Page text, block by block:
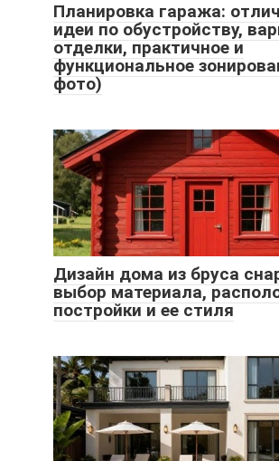
Планировка гаража:
идеи по обустройству,
отделки, практичное и
функциональное
фото)
Дизайн дома из бруса
выбор материала,
постройки и ее стиля